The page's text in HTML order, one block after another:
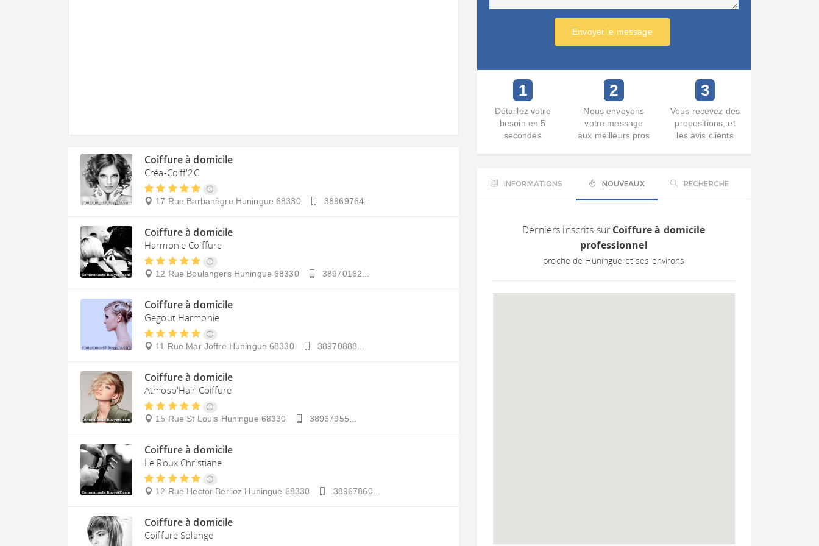
Coiffure à domicile
Créa-Coiff'2C
17 Rue Barbanègre Huningue 68330 38969764...
Coiffure à domicile
Harmonie Coiffure
12 Rue Boulangers Huningue 68330 38970162...
Coiffure à domicile
Gegout Harmonie
11 Rue Mar Joffre Huningue 68330 38970888...
Coiffure à domicile
Atmosp'Hair Coiffure
15 Rue St Louis Huningue 68330 38967955...
Coiffure à domicile
Le Roux Christiane
12 Rue Hector Berlioz Huningue 68330 38967860...
Coiffure à domicile
Coiffure Solange
Envoyer le message
1
Détaillez votre
besoin en 5
secondes
2
Nous envoyons
votre message
aux meilleurs pros
3
Vous recevez des
propositions, et
les avis clients
INFORMATIONS NOUVEAUX RECHERCHE
Derniers inscrits sur Coiffure à domicile
professionnel
proche de Huningue et ses environs